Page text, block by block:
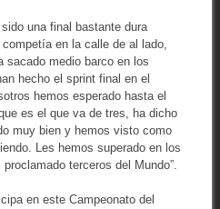
una final bastante dura
en la calle de al lado,
sacado medio barco en los
hecho el sprint final en el
hemos esperado hasta el
es el que va de tres, ha dicho
muy bien y hemos visto como
Les hemos superado en los
terceros del Mundo”.
en este Campeonato del